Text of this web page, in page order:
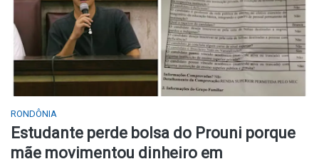
RONDÔNIA
Estudante perde bolsa do Prouni porque
mãe movimentou dinheiro em